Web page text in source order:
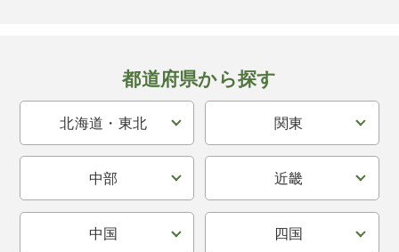
都道府県から探す
北海道・東北 関東
中部 近畿
中国 四国